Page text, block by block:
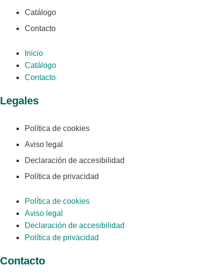
Catálogo
Contacto
Inicio
Catálogo
Contacto
Legales
Política de cookies
Aviso legal
Declaración de accesibilidad
Política de privacidad
Política de cookies
Aviso legal
Declaración de accesibilidad
Política de privacidad
Contacto